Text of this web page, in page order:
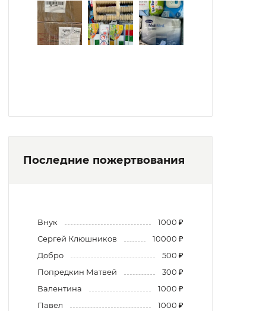
Последние пожертвования
Внук
1000 ₽
Сергей Клюшников
10000 ₽
Добро
500 ₽
Попредкин Матвей
300 ₽
Валентина
1000 ₽
Павел
1000 ₽